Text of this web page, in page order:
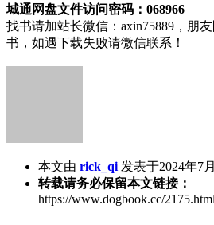
城通网盘文件访问密码：068966
找书请加站长微信：axin75889，朋
书，如遇下载失败请微信联系！
本文由 rick_qi 发表于2024年7
转载请务必保留本文链接：
https://www.dogbook.cc/2175.html